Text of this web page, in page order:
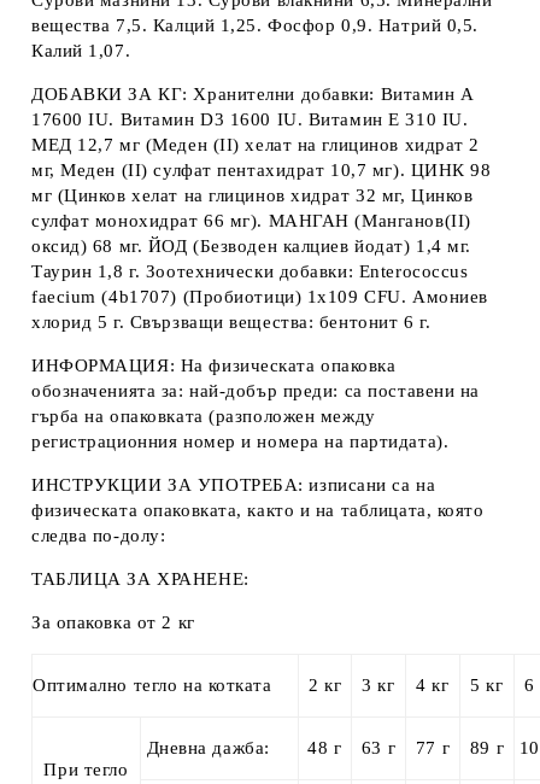
вещества 7,5. Калций 1,25. Фосфор 0,9. Натрий 0,5.
Калий 1,07.
ДОБАВКИ ЗА КГ: Хранителни добавки: Витамин A
17600 IU. Витамин D3 1600 IU. Витамин E 310 IU.
МЕД 12,7 мг (Меден (II) хелат на глицинов хидрат 2
мг, Mеден (II) сулфат пентахидрат 10,7 мг). ЦИНК 98
мг (Цинков хелат на глицинов хидрат 32 мг, Цинков
сулфат монохидрат 66 мг). МАНГАН (Манганов(II)
оксид) 68 мг. ЙОД (Безводен калциев йодат) 1,4 мг.
Таурин 1,8 г. Зоотехнически добавки: Enterococcus
faecium (4b1707) (Пробиотици) 1x109 CFU. Амониев
хлорид 5 г. Свързващи вещества: бентонит 6 г.
ИНФОРМАЦИЯ: На физическата опаковка
обозначенията за: най-добър преди: са поставени на
гърба на опаковката (разположен между
регистрационния номер и номера на партидата).
ИНСТРУКЦИИ ЗА УПОТРЕБА: изписани са на
физическата опаковката, както и на таблицата, която
следва по-долу:
ТАБЛИЦА ЗА ХРАНЕНЕ:
За опаковка от 2 кг
Оптимално тегло на котката 2 кг 3 кг 4 кг 5 кг 6
При тегло
Дневна дажба: 48 г 63 г 77 г 89 г